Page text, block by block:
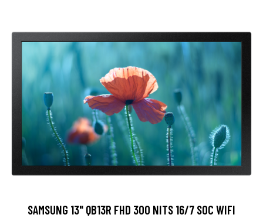
SAMSUNG 13" QB13R FHD 300 NITS 16/7 SOC WIFI